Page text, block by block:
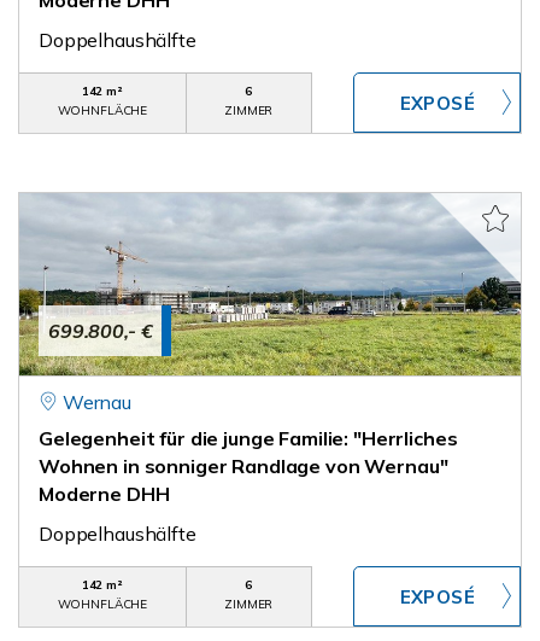
Doppelhaushälfte
142 m²
WOHNFLÄCHE
6
ZIMMER
699.800,- €
Wernau
Gelegenheit für die junge Familie: "Herrliches
Wohnen in sonniger Randlage von Wernau"
Moderne DHH
Doppelhaushälfte
142 m²
WOHNFLÄCHE
6
ZIMMER